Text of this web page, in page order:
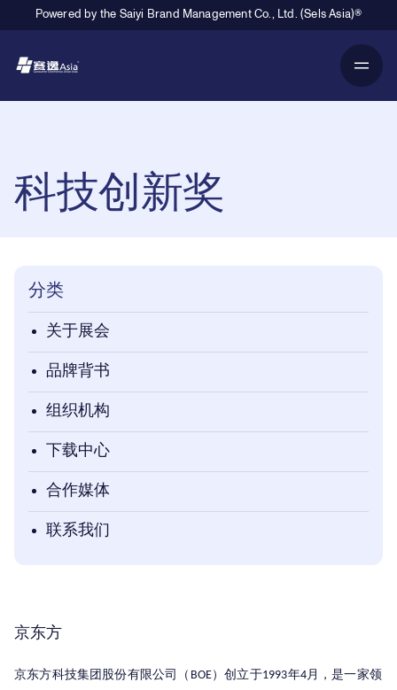
Powered by the Saiyi Brand Management Co., Ltd. (Sels Asia)®
科技创新奖
分类
关于展会
品牌背书
组织机构
下载中心
合作媒体
联系我们
京东方
京东方科技集团股份有限公司（ BOE）创立于1993年4月，是一家领